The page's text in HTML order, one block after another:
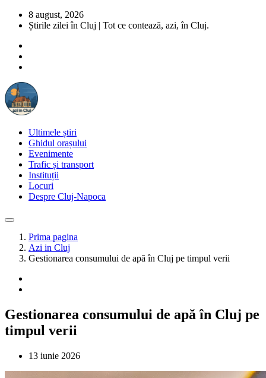
8 august, 2026
Știrile zilei în Cluj | Tot ce contează, azi, în Cluj.
Ultimele știri
Ghidul orașului
Evenimente
Trafic și transport
Instituții
Locuri
Despre Cluj-Napoca
Prima pagina
Azi in Cluj
Gestionarea consumului de apă în Cluj pe timpul verii
Gestionarea consumului de apă în Cluj pe
timpul verii
13 iunie 2026